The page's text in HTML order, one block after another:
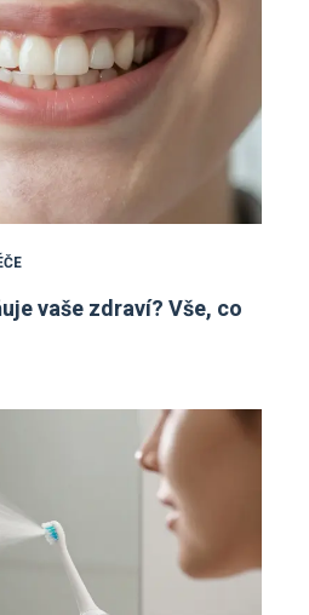
vaše zdraví? Vše, co